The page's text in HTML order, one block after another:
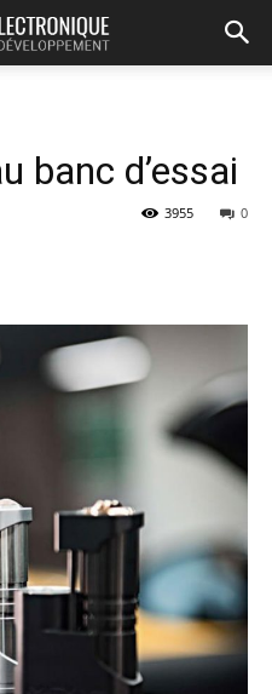
banc d’essai
0
3955